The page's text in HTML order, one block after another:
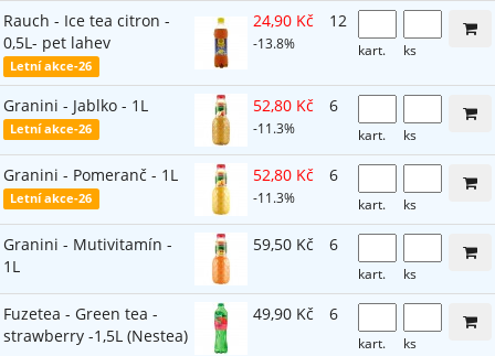
Rauch - Ice tea citron -
0,5L- pet lahev
Letní akce-26
24,90 Kč
-13.8%
12
kart. ks
Granini - Jablko - 1L
Letní akce-26
52,80 Kč
-11.3%
6
kart. ks
Granini - Pomeranč - 1L
Letní akce-26
52,80 Kč
-11.3%
6
kart. ks
Granini - Mutivitamín -
1L
59,50 Kč 6
kart. ks
Fuzetea - Green tea -
strawberry -1,5L (Nestea)
49,90 Kč 6
kart. ks